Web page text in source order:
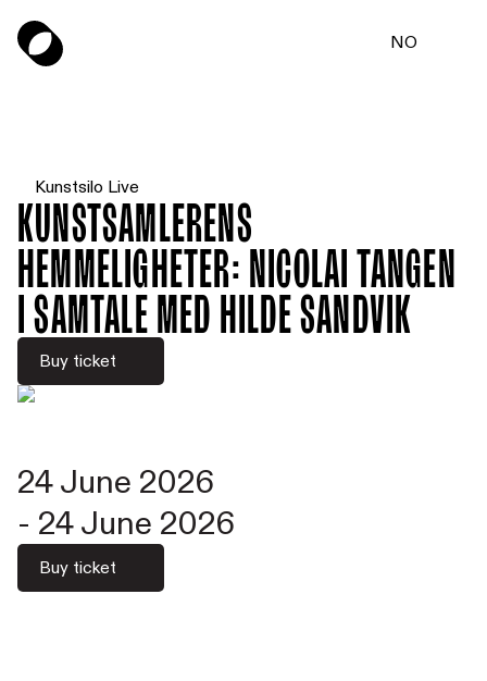
NO
Kunstsilo Live
Kunstsamlerens
hemmeligheter: Nicolai Tangen
i samtale med Hilde Sandvik
Buy ticket
24 June 2026
- 24 June 2026
Buy ticket